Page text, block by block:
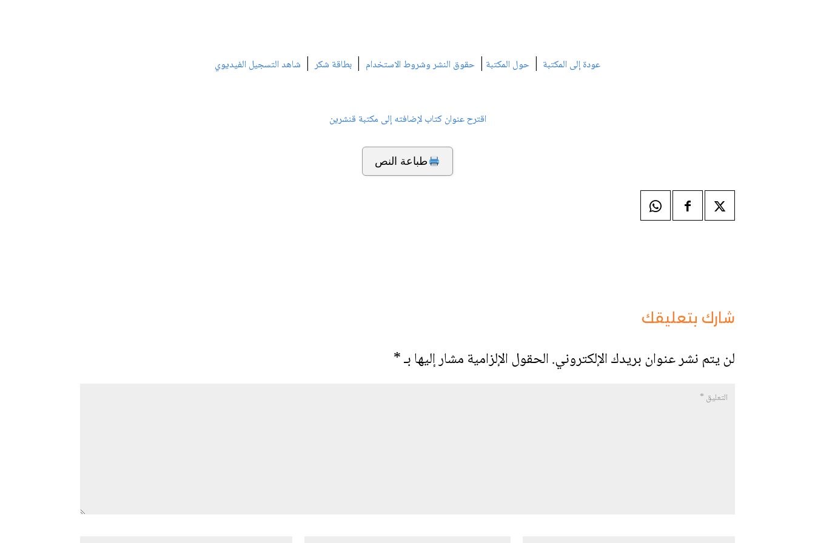
عودة إلى المكتبة | حول المكتبة | حقوق النشر وشروط الاستخدام | بطاقة شكر| شاهد التسجيل الفيديوي
اقترح عنوان كتاب لإضافته إلى مكتبة قنشرين
طباعة النص
شارك بتعليقك
لن يتم نشر عنوان بريدك الإلكتروني.الحقول الإلزامية مشار إليها بـ*